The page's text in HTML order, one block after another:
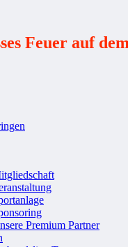
Feuer auf
Premium Partner